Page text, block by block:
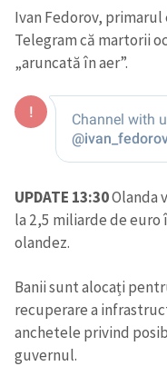
Ivan Fedorov,
Telegram că martorii
„aruncată în aer”.
UPDATE 13:30Olanda
la 2,5 miliarde de
olandez.
Banii sunt alocați
recuperare a
anchetele privind
guvernul.